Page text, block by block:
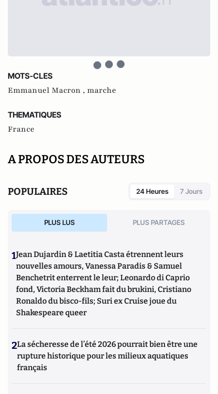
MOTS-CLES
Emmanuel Macron , marche
THEMATIQUES
France
A PROPOS DES AUTEURS
POPULAIRES 24 Heures 7 Jours
PLUS LUS PLUS PARTAGES
1Jean Dujardin & Laetitia Casta étrennent leurs
nouvelles amours, Vanessa Paradis & Samuel
Benchetrit enterrent le leur; Leonardo di Caprio
fond, Victoria Beckham fait du brukini, Cristiano
Ronaldo du bisco-fils; Suri ex Cruise joue du
Shakespeare queer
2La sécheresse de l’été 2026 pourrait bien être une
rupture historique pour les milieux aquatiques
français